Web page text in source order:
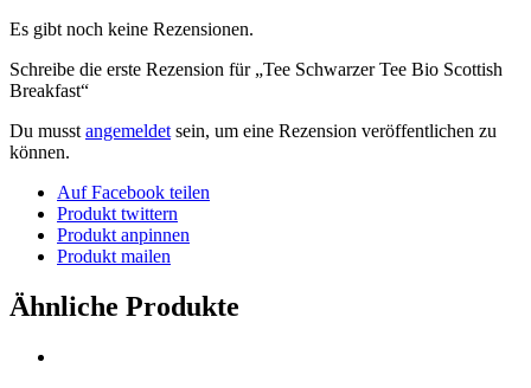
Es gibt noch keine Rezensionen.
Schreibe die erste Rezension für „Tee Schwarzer Tee Bio Scottish
Breakfast“
Du musst angemeldet sein, um eine Rezension veröffentlichen zu
können.
Auf Facebook teilen
Produkt twittern
Produkt anpinnen
Produkt mailen
Ähnliche Produkte